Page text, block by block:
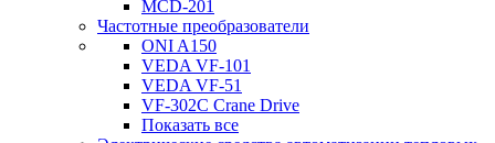
MCD-201
Частотные преобразователи
ONI A150
VEDA VF-101
VEDA VF-51
VF-302C Crane Drive
Показать все